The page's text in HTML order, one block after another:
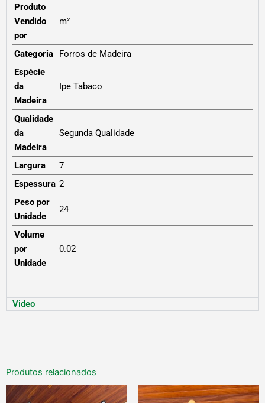
Produto
Vendido
por
m²
Categoria
Forros de Madeira
Espécie
da
Madeira
Ipe Tabaco
Qualidade
da
Madeira
Segunda Qualidade
Largura
7
Espessura 2
Peso por
Unidade
24
Volume
por
Unidade
0.02
Video
Produtos relacionados